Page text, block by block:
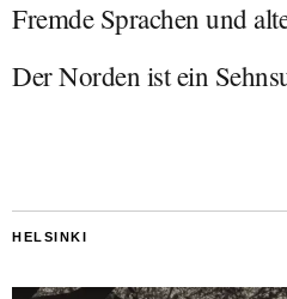
Fremde Sprachen und
Der Norden ist ein
HELSINKI